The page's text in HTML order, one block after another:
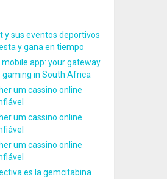
y sus eventos deportivos
y gana en tiempo
mobile app: your gateway
gaming in South Africa
um cassino online
um cassino online
um cassino online
es la gemcitabina